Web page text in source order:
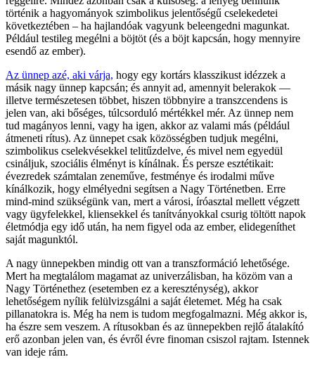
történik a hagyományok szimbolikus jelentőségű cselekedetei
következtében – ha hajlandóak vagyunk beleengedni magunkat.
Például testileg megélni a böjtöt (és a böjt kapcsán, hogy mennyire
esendő az ember).
Az ünnep azé, aki várja, hogy egy kortárs klasszikust idézzek a
másik nagy ünnep kapcsán; és annyit ad, amennyit belerakok —
illetve természetesen többet, hiszen többnyire a transzcendens is
jelen van, aki bőséges, túlcsorduló mértékkel mér. Az ünnep nem
tud magányos lenni, vagy ha igen, akkor az valami más (például
átmeneti rítus). Az ünnepet csak közösségben tudjuk megélni,
szimbolikus cselekvésekkel telitűzdelve, és mivel nem egyedül
csináljuk, szociális élményt is kínálnak. És persze esztétikait:
évezredek számtalan zeneműve, festménye és irodalmi műve
kínálkozik, hogy elmélyedni segítsen a Nagy Történetben. Erre
mind-mind szükségünk van, mert a városi, íróasztal mellett végzett
vagy ügyfelekkel, kliensekkel és tanítványokkal csurig töltött napok
életmódja egy idő után, ha nem figyel oda az ember, elidegeníthet
saját magunktól.
A nagy ünnepekben mindig ott van a transzformáció lehetősége.
Mert ha megtalálom magamat az univerzálisban, ha közöm van a
Nagy Történethez (esetemben ez a kereszténység), akkor
lehetőségem nyílik felülvizsgálni a saját életemet. Még ha csak
pillanatokra is. Még ha nem is tudom megfogalmazni. Még akkor is,
ha észre sem veszem. A rítusokban és az ünnepekben rejlő átalakító
erő azonban jelen van, és évről évre finoman csiszol rajtam. Istennek
van ideje rám.